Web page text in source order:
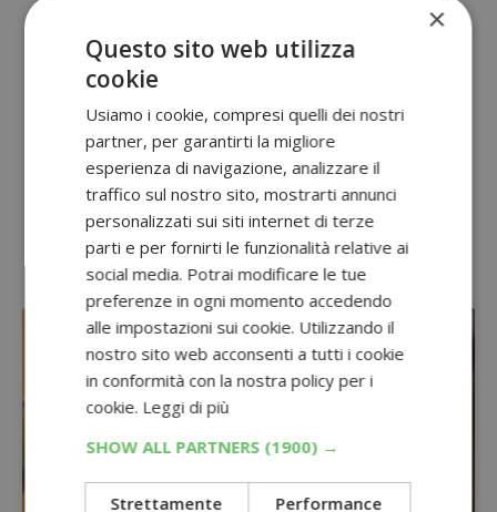
×
Questo sito web utilizza
cookie
Usiamo i cookie, compresi quelli dei nostri
partner, per garantirti la migliore
esperienza di navigazione, analizzare il
traffico sul nostro sito, mostrarti annunci
personalizzati sui siti internet di terze
parti e per fornirti le funzionalità relative ai
social media. Potrai modificare le tue
preferenze in ogni momento accedendo
alle impostazioni sui cookie. Utilizzando il
nostro sito web acconsenti a tutti i cookie
in conformità con la nostra policy per i
cookie. Leggi di più
SHOW ALL PARTNERS (1900) →
Strettamente
Performance